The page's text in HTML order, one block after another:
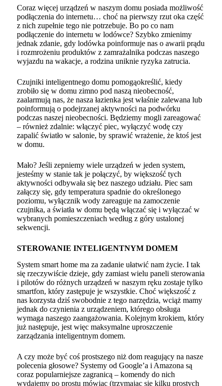
Coraz więcej urządzeń w naszym domu posiada możliwość
podłączenia do internetu… choć na pierwszy rzut oka część
z nich zupełnie tego nie potrzebuje. Bo po co nam
podłączenie do internetu w lodówce? Szybko zmienimy
jednak zdanie, gdy lodówka poinformuje nas o awarii prądu
i rozmrożeniu produktów z zamrażalnika podczas naszego
wyjazdu na wakacje, a rodzina uniknie ryzyka zatrucia.
Czujniki inteligentnego domu pomogąokreślić, kiedy
zrobiło się w domu zimno pod naszą nieobecność,
zaalarmują nas, że nasza łazienka jest właśnie zalewana lub
poinformują o podejrzanej aktywności na podwórku
podczas naszej nieobecności. Będziemy mogli zareagować
– również zdalnie: włączyć piec, wyłączyć wodę czy
zapalić światło w salonie, by sprawić wrażenie, że ktoś jest
w domu.
Mało? Jeśli zepniemy wiele urządzeń w jeden system,
jesteśmy w stanie tak je połączyć, by większość tych
aktywności odbywała się bez naszego udziału. Piec sam
załączy się, gdy temperatura spadnie do określonego
poziomu, wyłącznik wody zareaguje na zamoczenie
czujnika, a światła w domu będą włączać się i wyłączać w
wybranych pomieszczeniach według z góry ustalonej
sekwencji.
STEROWANIE INTELIGENTNYM DOMEM
System smart home ma za zadanie ułatwić nam życie. I tak
się rzeczywiście dzieje, gdy zamiast wielu paneli sterowania
i pilotów do różnych urządzeń w naszym ręku zostaje tylko
smartfon, który zastępuje je wszystkie. Choć większość z
nas korzysta dziś swobodnie z tego narzędzia, wciąż mamy
jednak do czynienia z urządzeniem, którego obsługa
wymaga naszego zaangażowania. Kolejnym krokiem, który
już następuje, jest więc maksymalne uproszczenie
zarządzania inteligentnym domem.
A czy może być coś prostszego niż dom reagujący na nasze
polecenia głosowe? Systemy od Google’a i Amazona są
coraz popularniejsze zagranicą – komendy do nich
wydajemy po prostu mówiąc (trzymając się kilku prostych